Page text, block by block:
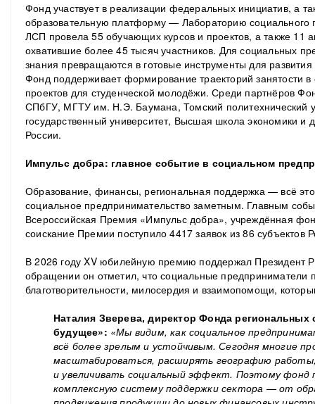
Фонд участвует в реализации федеральных инициатив, а
образовательную платформу — Лабораторию социального
ЛСП провела 55 обучающих курсов и проектов, а также 11
охватившие более 45 тысяч участников. Для социальных
знания превращаются в готовые инструменты для
Фонд поддерживает формирование траекторий занятости
проектов для студенческой молодёжи. Среди партнёров
СПбГУ, МГТУ им. Н.Э. Баумана, Томский политехнический
государственный университет, Высшая школа экономики и
России.
Импульс добра: главное событие в социальном
Образование, финансы, региональная поддержка — всё
социальное предпринимательство заметным. Главным
Всероссийская Премия «Импульс добра», учреждённая
соискание Премии поступило 4417 заявок из 86 субъектов
В 2026 году XV юбилейную премию поддержал Президент
обращении он отметил, что социальные предприниматели
благотворительности, милосердия и взаимопомощи,
Наталия Зверева, директор Фонда
будущее»: «Мы видим, как социальное
всё более зрелым и устойчивым. Сегодня многие
масштабироваться, расширять географию
и увеличивать социальный эффект. Поэтому фонд
комплексную систему поддержки сектора — от